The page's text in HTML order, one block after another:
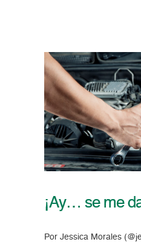
¡Ay… se me
Por Jessica Morales